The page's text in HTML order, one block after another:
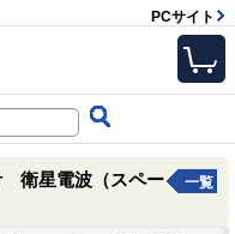
PCサイト
衛星電波（スペー
一覧